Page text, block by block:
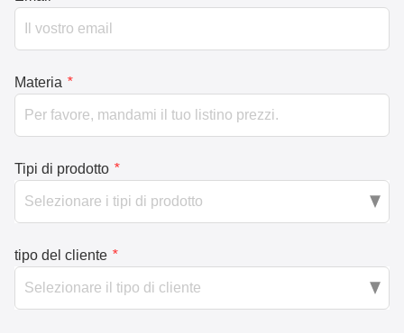
Materia *
Tipi di prodotto *
tipo del cliente *